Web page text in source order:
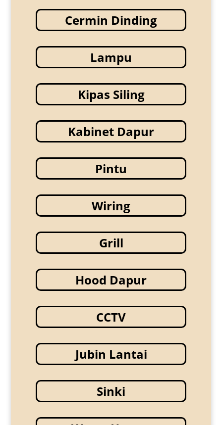
Cermin Dinding
Lampu
Kipas Siling
Kabinet Dapur
Pintu
Wiring
Grill
Hood Dapur
CCTV
Jubin Lantai
Sinki